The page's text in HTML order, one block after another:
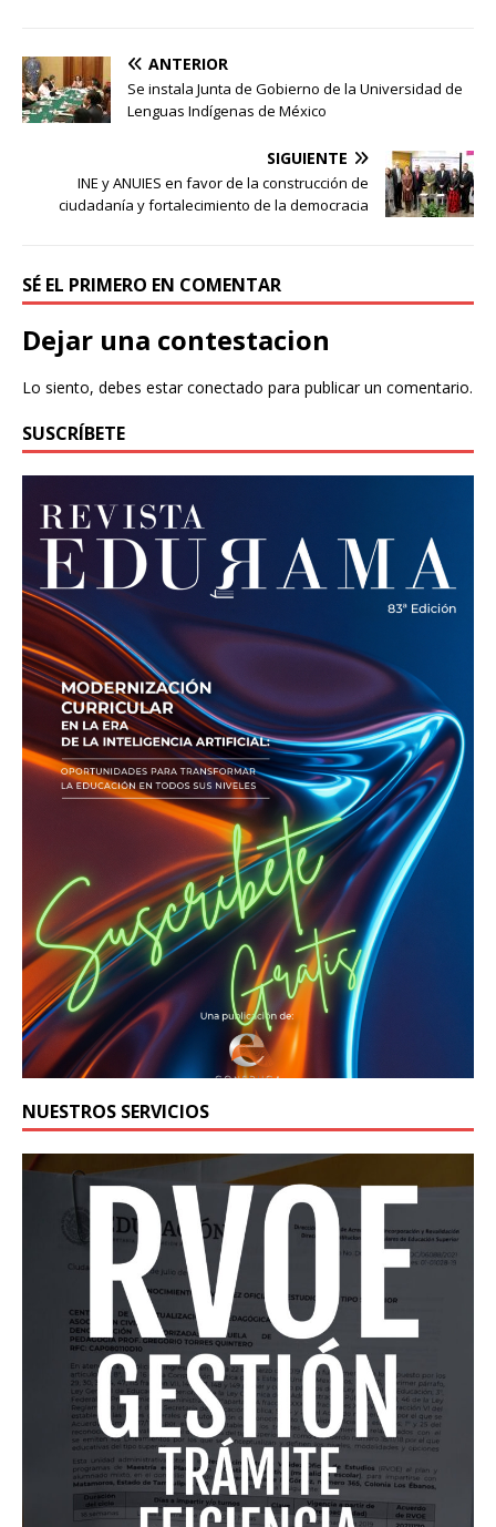
ANTERIOR
Se instala Junta de Gobierno de la Universidad de
Lenguas Indígenas de México
SIGUIENTE
INE y ANUIES en favor de la construcción de
ciudadanía y fortalecimiento de la democracia
SÉ EL PRIMERO EN COMENTAR
Dejar una contestacion
Lo siento, debes estarconectado para publicar un comentario.
SUSCRÍBETE
NUESTROS SERVICIOS